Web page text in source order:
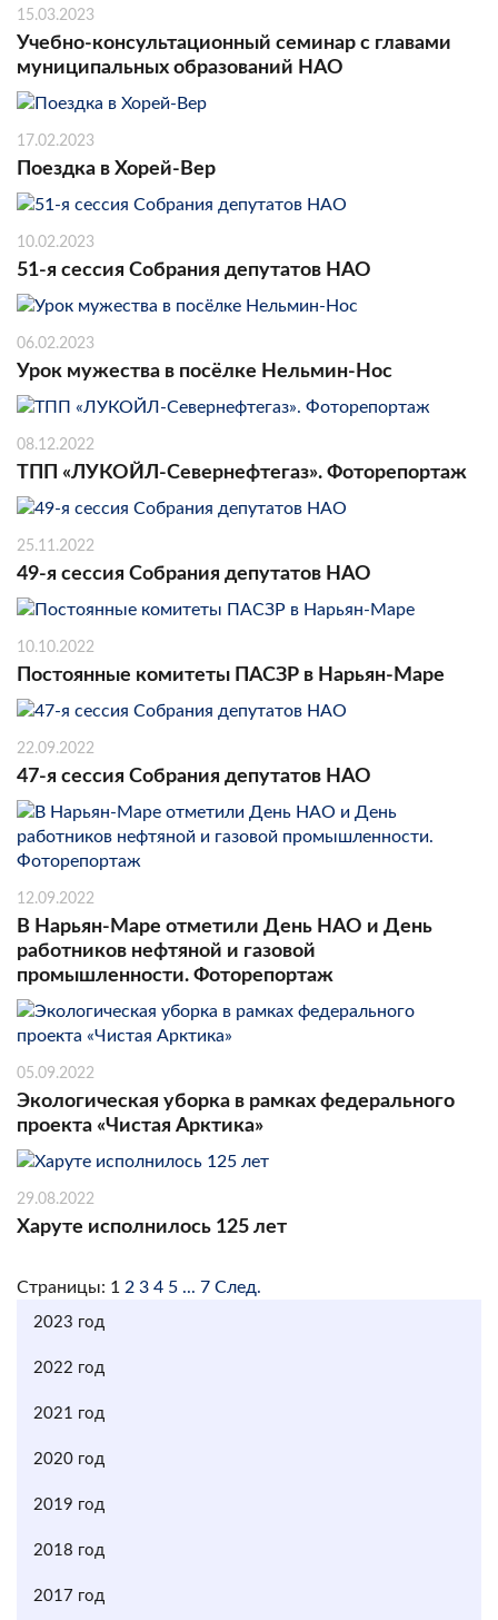
15.03.2023
Учебно-консультационный семинар с главами
муниципальных образований НАО
17.02.2023
Поездка в Хорей-Вер
10.02.2023
51-я сессия Собрания депутатов НАО
06.02.2023
Урок мужества в посёлке Нельмин-Нос
08.12.2022
ТПП «ЛУКОЙЛ-Севернефтегаз». Фоторепортаж
25.11.2022
49-я сессия Собрания депутатов НАО
10.10.2022
Постоянные комитеты ПАСЗР в Нарьян-Маре
22.09.2022
47-я сессия Собрания депутатов НАО
12.09.2022
В Нарьян-Маре отметили День НАО и День
работников нефтяной и газовой
промышленности. Фоторепортаж
05.09.2022
Экологическая уборка в рамках федерального
проекта «Чистая Арктика»
29.08.2022
Харуте исполнилось 125 лет
Страницы: 1 2 3 4 5 ... 7 След.
2023 год
2022 год
2021 год
2020 год
2019 год
2018 год
2017 год